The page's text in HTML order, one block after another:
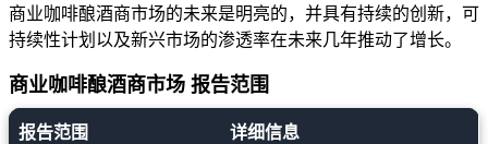
商业咖啡酿酒商市场的未来是明亮的，并具有持续的创新，可
持续性计划以及新兴市场的渗透率在未来几年推动了增长。
商业咖啡酿酒商市场 报告范围
报告范围 详细信息